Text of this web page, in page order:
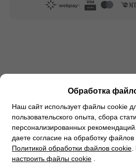
Обработка
Наш сайт использует файлы cookie
пользовательского опыта, сбора
персонализированных
даете согласие на обработку файлов
Политикой обработки файлов cookie
настроить файлы cookie